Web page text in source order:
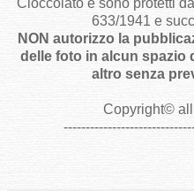
Cioccolato e sono protetti
633/1941 e
NON autorizzo la
delle foto in alcun spazio
altro senza
Copyright©